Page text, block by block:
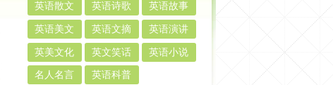
英语散文 英语诗歌 英语故事
英语美文 英语文摘 英语演讲
英美文化 英文笑话 英语小说
名人名言 英语科普